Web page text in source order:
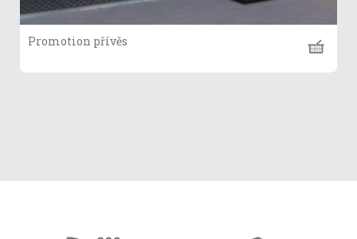
Promotion přívěs